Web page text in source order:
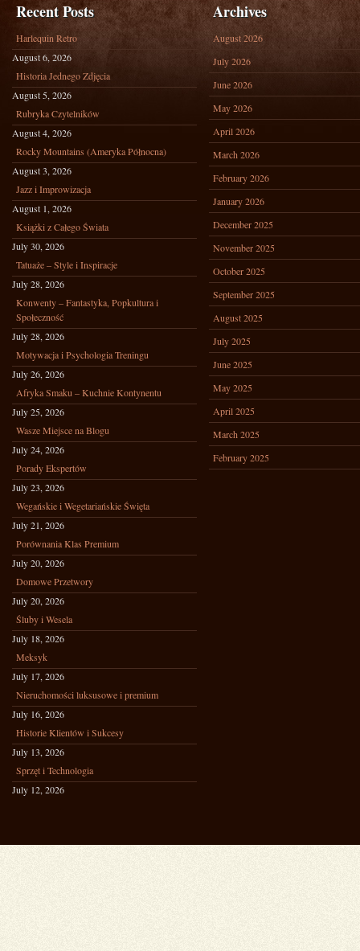
Recent Posts
Harlequin Retro
August 6, 2026
Historia Jednego Zdjęcia
August 5, 2026
Rubryka Czytelników
August 4, 2026
Rocky Mountains (Ameryka Północna)
August 3, 2026
Jazz i Improwizacja
August 1, 2026
Książki z Całego Świata
July 30, 2026
Tatuaże – Style i Inspiracje
July 28, 2026
Konwenty – Fantastyka, Popkultura i
Społeczność
July 28, 2026
Motywacja i Psychologia Treningu
July 26, 2026
Afryka Smaku – Kuchnie Kontynentu
July 25, 2026
Wasze Miejsce na Blogu
July 24, 2026
Porady Ekspertów
July 23, 2026
Wegańskie i Wegetariańskie Święta
July 21, 2026
Porównania Klas Premium
July 20, 2026
Domowe Przetwory
July 20, 2026
Śluby i Wesela
July 18, 2026
Meksyk
July 17, 2026
Nieruchomości luksusowe i premium
July 16, 2026
Historie Klientów i Sukcesy
July 13, 2026
Sprzęt i Technologia
July 12, 2026
Archives
August 2026
July 2026
June 2026
May 2026
April 2026
March 2026
February 2026
January 2026
December 2025
November 2025
October 2025
September 2025
August 2025
July 2025
June 2025
May 2025
April 2025
March 2025
February 2025